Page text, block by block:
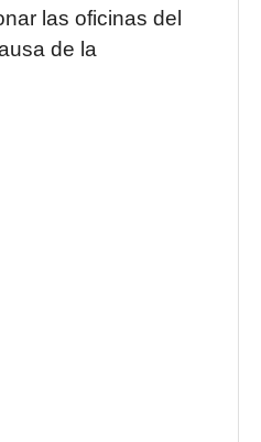
las oficinas del
de la